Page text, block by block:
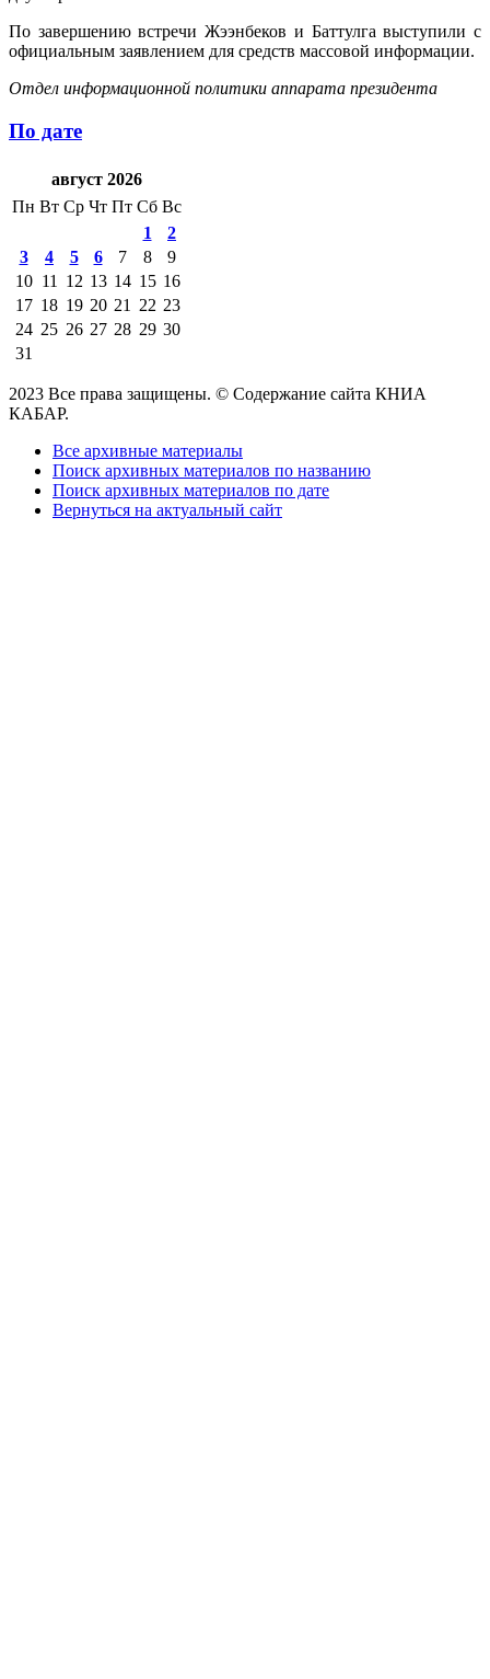
По завершению встречи Жээнбеков и Баттулга выступили с
официальным заявлением для средств массовой информации.
Отдел информационной политики аппарата президента
По дате
август 2026
Пн Вт Ср Чт Пт Сб Вс
1
2
3
4 5 6 7 8
9
10 11 12 13 14 15 16
17 18 19 20 21 22 23
24 25 26 27 28 29 30
31
2023 Все права защищены. © Содержание сайта КНИА
КАБАР.
Все архивные материалы
Поиск архивных материалов по названию
Поиск архивных материалов по дате
Вернуться на актуальный сайт